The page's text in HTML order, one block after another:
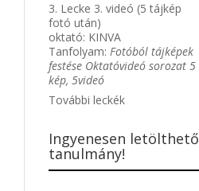
3. Lecke 3. videó (5 tájkép
fotó után)
oktató: KINVA
Tanfolyam:Fotóból tájképek
festése Oktatóvideó sorozat 5
kép, 5videó
További leckék
Ingyenesen letölthető
tanulmány!